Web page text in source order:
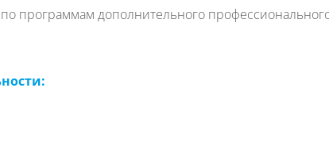
программам дополнительного